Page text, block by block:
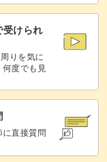
けられ
りを気に
度でも見
直接質問